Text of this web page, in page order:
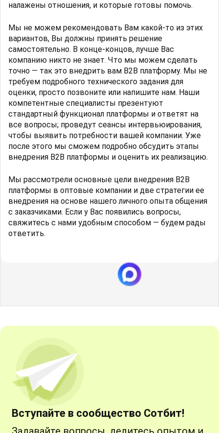
налажены отношения, и которые готовы помочь.
Мы не можем рекомендовать Вам какой-то из этих
вариантов, Вы должны принять решение
самостоятельно. В конце-концов, лучше Вас
компанию никто не знает. Что мы можем сделать
точно — так это внедрить вам B2B платформу. Мы не
требуем подробного технического задания для
оценки, просто позвоните или напишите нам. Наши
компетентные специалисты презентуют
стандартный функционал платформы и ответят на
все вопросы; проведут сеансы интервьюирования,
чтобы выявить потребности вашей компании. Уже
после этого мы сможем подробно обсудить этапы
внедрения B2B платформы и оценить их реализацию.
Мы рассмотрели основные цели внедрения B2B
платформы в оптовые компании и две стратегии ее
внедрения на основе нашего личного опыта общения
с заказчиками. Если у Вас появились вопросы,
свяжитесь с нами удобным способом — будем рады
ответить.
Вступайте в сообщество Сотбит!